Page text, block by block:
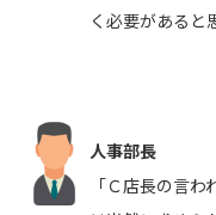
く必要があると
人事部長
「Ｃ店長の言